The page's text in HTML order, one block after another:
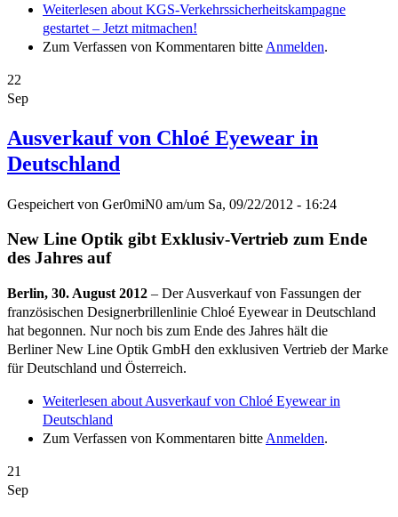
Weiterlesen about KGS-Verkehrssicherheitskampagne
gestartet – Jetzt mitmachen!
Zum Verfassen von Kommentaren bitte Anmelden.
22
Sep
Ausverkauf von Chloé Eyewear in
Deutschland
Gespeichert von Ger0miN0 am/um Sa, 09/22/2012 - 16:24
New Line Optik gibt Exklusiv-Vertrieb zum Ende
des Jahres auf
Berlin, 30. August 2012 – Der Ausverkauf von Fassungen der
französischen Designerbrillenlinie Chloé Eyewear in Deutschland
hat begonnen. Nur noch bis zum Ende des Jahres hält die
Berliner New Line Optik GmbH den exklusiven Vertrieb der Marke
für Deutschland und Österreich.
Weiterlesen about Ausverkauf von Chloé Eyewear in
Deutschland
Zum Verfassen von Kommentaren bitte Anmelden.
21
Sep